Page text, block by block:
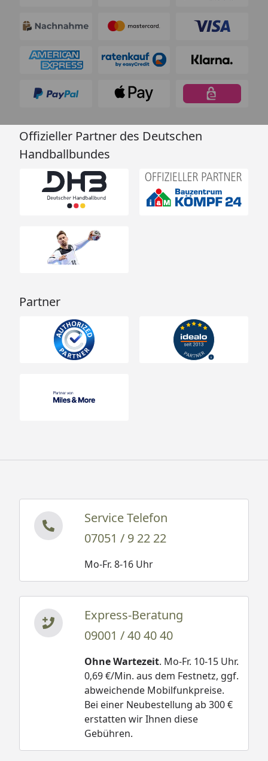
Offizieller Partner des Deutschen
Handballbundes
Partner
Service Telefon
07051 / 9 22 22
Mo-Fr. 8-16 Uhr
Express-Beratung
09001 / 40 40 40
Ohne Wartezeit. Mo-Fr. 10-15 Uhr.
0,69 €/Min. aus dem Festnetz, ggf.
abweichende Mobilfunkpreise.
Bei einer Neubestellung ab 300 €
erstatten wir Ihnen diese
Gebühren.